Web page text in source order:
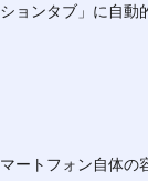
ョンタブ」に自動
ートフォン自体